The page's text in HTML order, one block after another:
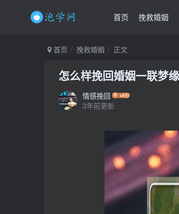
首页 挽救婚姻
首页 挽救婚姻 正文
怎么样挽回婚姻一联梦
情感挽回
3年前更新